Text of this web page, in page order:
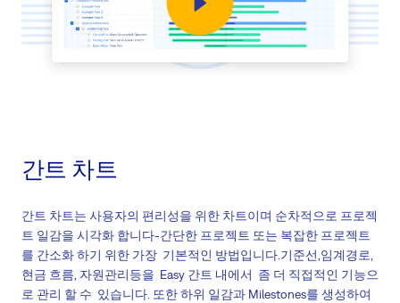
간트 차트
간트 차트는 사용자의 편리성을 위한 차트이며 순차적으로 프로젝
트 일감을 시각화 합니다-간단한 프로젝트 또는 복잡한 프로젝트
를 간소화 하기 위한 가장 기본적인 방법입니다.기준선,임계경로,
현금 흐름, 자원관리등을 Easy 간트 내에서 좀 더 직접적인 기능으
로 관리 할 수 있습니다. 또한 하위 일감과 Milestones를 생성하여